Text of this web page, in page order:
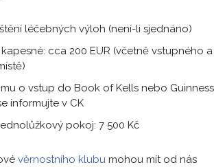
léčebných výloh (není-li sjednáno)
cca 200 EUR (včetně vstupného a
o vstup do Book of Kells nebo Guinness
informujte v CK
pokoj: 7 500 Kč
věrnostního klubu mohou mít od nás